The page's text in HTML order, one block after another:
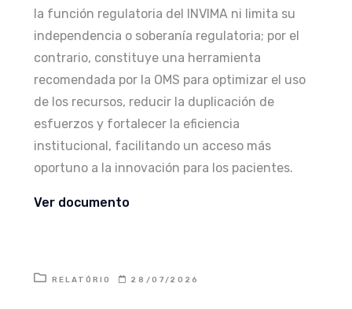
la función regulatoria del INVIMA ni limita su
independencia o soberanía regulatoria; por el
contrario, constituye una herramienta
recomendada por la OMS para optimizar el uso
de los recursos, reducir la duplicación de
esfuerzos y fortalecer la eficiencia
institucional, facilitando un acceso más
oportuno a la innovación para los pacientes.
Ver documento
RELATÓRIO 28/07/2026